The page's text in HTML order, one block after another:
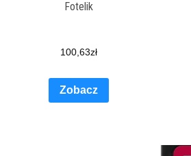
Fotelik
100,63zł
Zobacz